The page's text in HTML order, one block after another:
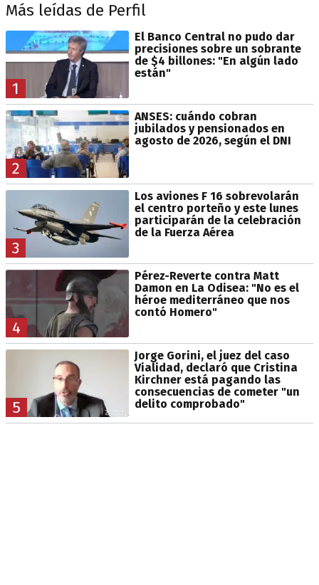
Más leídas de Perfil
1
El Banco Central no pudo dar
precisiones sobre un sobrante
de $4 billones: "En algún lado
están"
2
ANSES: cuándo cobran
jubilados y pensionados en
agosto de 2026, según el DNI
3
Los aviones F 16 sobrevolarán
el centro porteño y este lunes
participarán de la celebración
de la Fuerza Aérea
4
Pérez-Reverte contra Matt
Damon en La Odisea: "No es el
héroe mediterráneo que nos
contó Homero"
5
Jorge Gorini, el juez del caso
Vialidad, declaró que Cristina
Kirchner está pagando las
consecuencias de cometer "un
delito comprobado"